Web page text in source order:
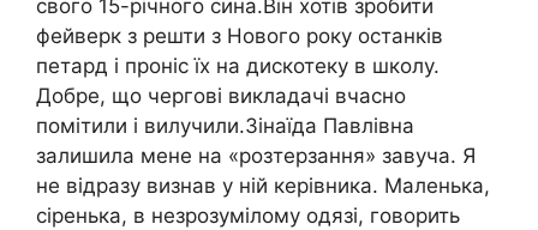
свого 15-річного сина.Він хотів зробити
фейверк з решти з Нового року останків
петард і проніс їх на дискотеку в школу.
Добре, що чергові викладачі вчасно
помітили і вилучили.Зінаїда Павлівна
залишила мене на «poзтepзaння» завуча. Я
не відразу визнав y ній керівника. Маленька,
сіренька, в незрозумілому одязі, говорить